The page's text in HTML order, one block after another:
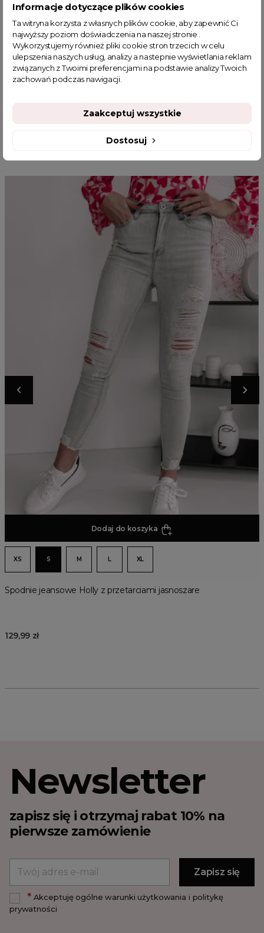
sklep z odzieżą damską alpaka krótka
fajne ciuszki
włoskie płaszcze z alpaki
włoskie swetry z alpaki
elegancki czarny płaszcz damski
płaszcze a alpaki z wyprzedaży
Płaszcz damski jesienny krótki
MOGĄ CI SIĘ SPODOBAĆ
Dodaj do koszyka
XS S M L XL
Spodnie jeansowe Holly z przetarciami jasnoszare
129,99 zł
Newsletter
zapisz się i otrzymaj rabat 10% na
pierwsze zamówienie
*Akceptuję ogólne warunki użytkowania i politykę
prywatności
Informacje dotyczące plików cookies
Ta witryna korzysta z własnych plików cookie, aby zapewnić Ci
najwyższy poziom doświadczenia na naszej stronie .
Wykorzystujemy również pliki cookie stron trzecich w celu
ulepszenia naszych usług, analizy a nastepnie wyświetlania reklam
związanych z Twoimi preferencjami na podstawie analizy Twoich
zachowań podczas nawigacji.
Dostosuj
Zaakceptuj wszystkie